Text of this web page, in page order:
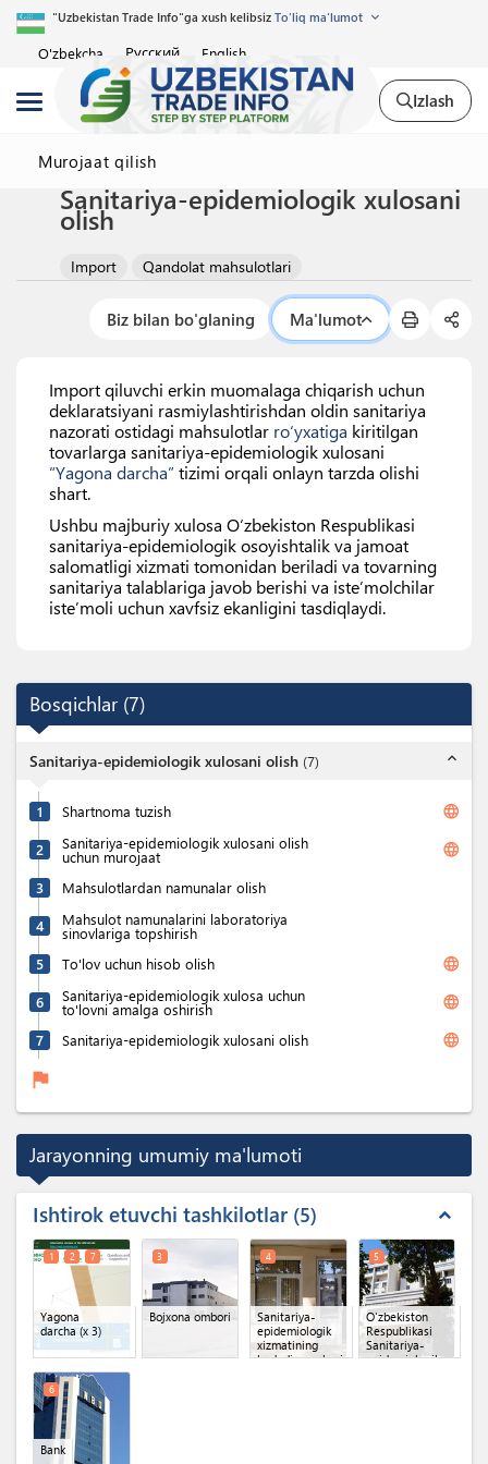
"Uzbekistan Trade Info"ga xush kelibsiz To'liq ma'lumot
O'zbekcha Русский English
Izlash
Murojaat qilish
Sanitariya-epidemiologik xulosani
olish
Import Qandolat mahsulotlari
Biz bilan bo'glaning Ma'lumot
Import qiluvchi erkin muomalaga chiqarish uchun
deklaratsiyani rasmiylashtirishdan oldin sanitariya
nazorati ostidagi mahsulotlar ro‘yxatiga kiritilgan
tovarlarga sanitariya-epidemiologik xulosani
“Yagona darcha” tizimi orqali onlayn tarzda olishi
shart.
Ushbu majburiy xulosa Oʻzbekiston Respublikasi
sanitariya-epidemiologik osoyishtalik va jamoat
salomatligi xizmati tomonidan beriladi va tovarning
sanitariya talablariga javob berishi va isteʼmolchilar
isteʼmoli uchun xavfsiz ekanligini tasdiqlaydi.
Bosqichlar (7)
Sanitariya-epidemiologik xulosani olish (7) expand_less
1 Shartnoma tuzish language
2 Sanitariya-epidemiologik xulosani olish
uchun murojaat language
3 Mahsulotlardan namunalar olish
4 Mahsulot namunalarini laboratoriya
sinovlariga topshirish
5
To'lov uchun hisob olish language
6 Sanitariya-epidemiologik xulosa uchun
to'lovni amalga oshirish language
7 Sanitariya-epidemiologik xulosani olish language
flag
Jarayonning umumiy ma'lumoti
Ishtirok etuvchi tashkilotlar 5 expand_less
Yagona
darcha (x 3)
1 2 7
Bojxona ombori
3
Sanitariya-
epidemiologik
xizmatining
hududiy markazi
4
O'zbekiston
Respublikasi
Sanitariya-
epidemiologik
5
Bank
6